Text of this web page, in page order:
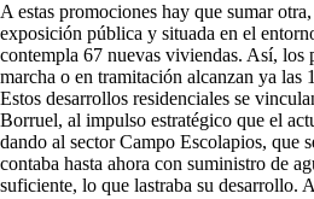
A estas promociones hay que sumar
exposición pública y situada en el
contempla 67 nuevas viviendas. Así, los
marcha o en tramitación alcanzan ya las
Estos desarrollos residenciales se
Borruel, al impulso estratégico que el
dando al sector Campo Escolapios, que
contaba hasta ahora con suministro de
suficiente, lo que lastraba su desarrollo.